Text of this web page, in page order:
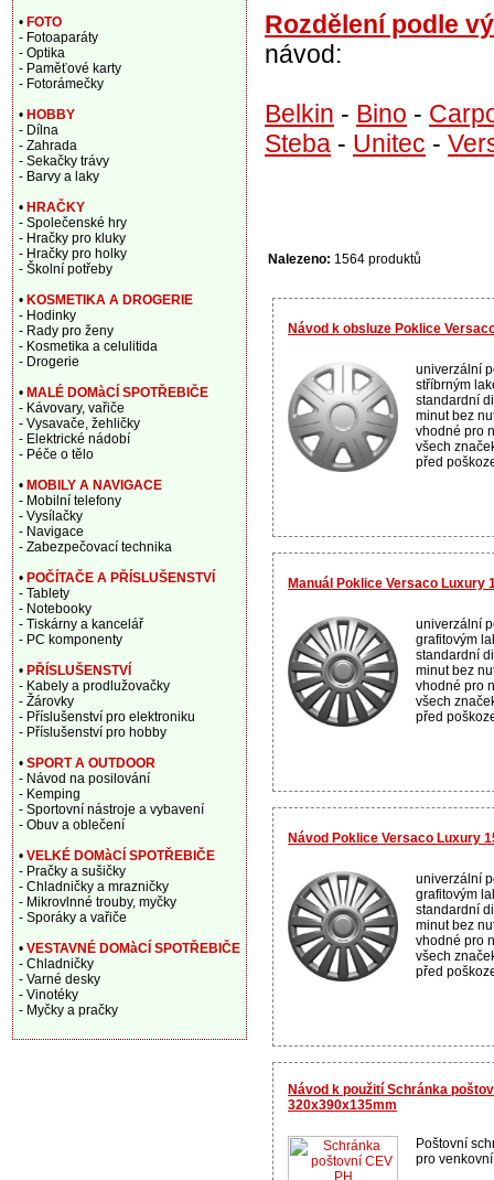
Rozdělení podle
návod:
Belkin - Bino -
Steba - Unitec -
Nalezeno: 1564 produktů
Návod k obsluze Poklice
univerzální
stříbrným
standardní
minut bez
vhodné pro
všech
před
Manuál Poklice Versaco Luxury
univerzální
grafitovým
standardní
minut bez
vhodné pro
všech
před
Návod Poklice Versaco Luxury
univerzální
grafitovým
standardní
minut bez
vhodné pro
všech
před
Návod k použití Schránka
320x390x135mm
Poštovní
pro
• FOTO
- Fotoaparáty
- Optika
- Paměťové karty
- Fotorámečky
• HOBBY
- Dílna
- Zahrada
- Sekačky trávy
- Barvy a laky
• HRAČKY
- Společenské hry
- Hračky pro kluky
- Hračky pro holky
- Školní potřeby
• KOSMETIKA A DROGERIE
- Hodinky
- Rady pro ženy
- Kosmetika a celulitida
- Drogerie
• MALÉ DOMàCÍ SPOTŘEBIČE
- Kávovary, vařiče
- Vysavače, žehličky
- Elektrické nádobí
- Péče o tělo
• MOBILY A NAVIGACE
- Mobilní telefony
- Vysílačky
- Navigace
- Zabezpečovací technika
• POČÍTAČE A PŘÍSLUŠENSTVÍ
- Tablety
- Notebooky
- Tiskárny a kancelář
- PC komponenty
• PŘÍSLUŠENSTVÍ
- Kabely a prodlužovačky
- Žárovky
- Příslušenství pro elektroniku
- Příslušenství pro hobby
• SPORT A OUTDOOR
- Návod na posilování
- Kemping
- Sportovní nástroje a vybavení
- Obuv a oblečení
• VELKÉ DOMàCÍ SPOTŘEBIČE
- Pračky a sušičky
- Chladničky a mrazničky
- Mikrovlnné trouby, myčky
- Sporáky a vařiče
• VESTAVNÉ DOMàCÍ SPOTŘEBIČE
- Chladničky
- Varné desky
- Vinotéky
- Myčky a pračky